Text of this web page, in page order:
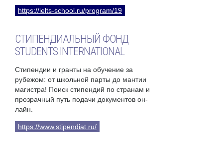
https://ielts-school.ru/program/19
СТИПЕНДИАЛЬНЫЙ ФОНД
STUDENTS INTERNATIONAL
Стипендии и гранты на обучение за
рубежом: от школьной парты до мантии
магистра! Поиск стипендий по странам и
прозрачный путь подачи документов он-
лайн.
https://www.stipendiat.ru/